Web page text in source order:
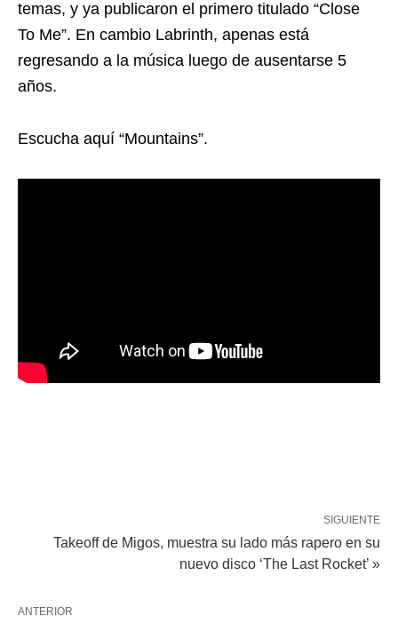
temas, y ya publicaron el primero titulado “Close
To Me”. En cambio Labrinth, apenas está
regresando a la música luego de ausentarse 5
años.
Escucha aquí “Mountains”.
SIGUIENTE
Takeoff de Migos, muestra su lado más rapero en su
nuevo disco ‘The Last Rocket’ »
ANTERIOR